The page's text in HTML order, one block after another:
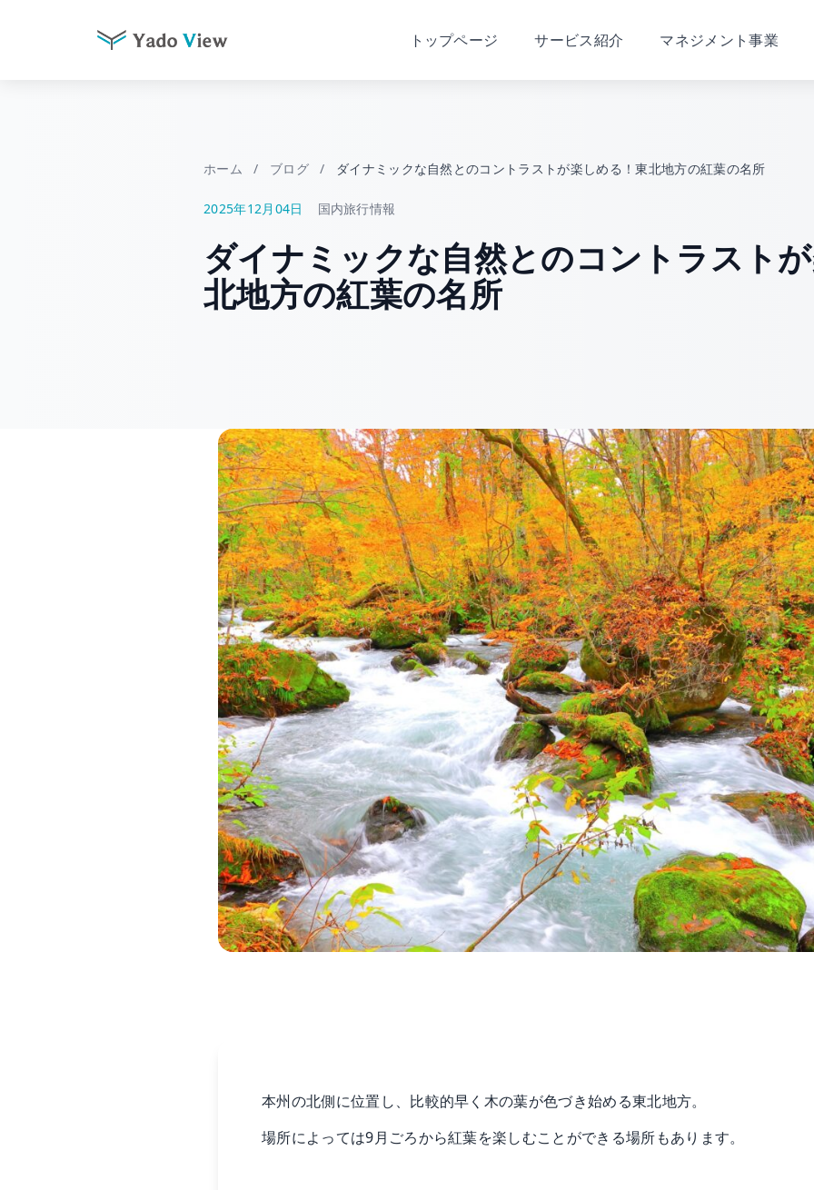
トップページ サービス紹介 マネジメント事業
ホーム / ブログ / ダイナミックな自然とのコントラストが楽しめる！東北地方の紅葉の名所
2025年12月04日 国内旅行情報
ダイナミックな自然とのコントラスト
北地方の紅葉の名所
本州の北側に位置し、比較的早く木の葉が色づき始める東北地方。
場所によっては9月ごろから紅葉を楽しむことができる場所もあります。